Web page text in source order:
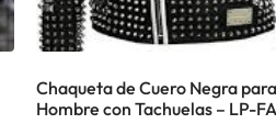
Chaqueta de Cuero Negra para
Hombre con Tachuelas – LP-